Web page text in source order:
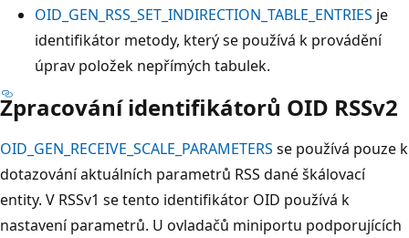
OID_GEN_RSS_SET_INDIRECTION_TABLE_ENTRIES je
identifikátor metody, který se používá k provádění
úprav položek nepřímých tabulek.
Zpracování identifikátorů OID RSSv2
OID_GEN_RECEIVE_SCALE_PARAMETERS se používá pouze k
dotazování aktuálních parametrů RSS dané škálovací
entity. V RSSv1 se tento identifikátor OID používá k
nastavení parametrů. U ovladačů miniportu podporujících